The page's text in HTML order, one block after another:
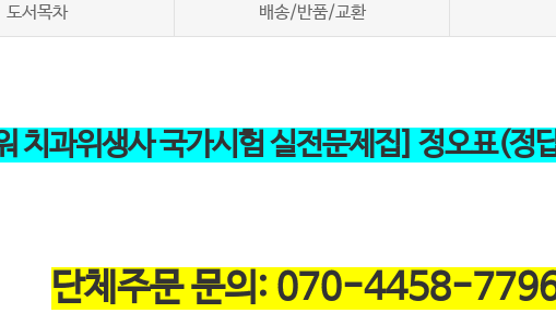
도서목차 배송/반품/교환
치과위생사 국가시험 실전문제집] 정오표(정
단체주문 문의: 070-4458-